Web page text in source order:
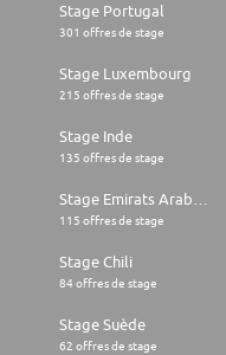
Stage Portugal
301 offres de stage
Stage Luxembourg
215 offres de stage
Stage Inde
135 offres de stage
115 offres de stage
Stage Chili
84 offres de stage
Stage Suède
62 offres de stage